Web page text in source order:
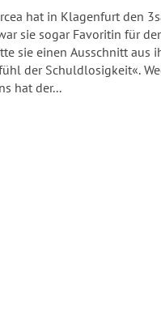
hat in Klagenfurt den
sie sogar Favoritin für
sie einen Ausschnitt aus
der Schuldlosigkeit«.
hat der...